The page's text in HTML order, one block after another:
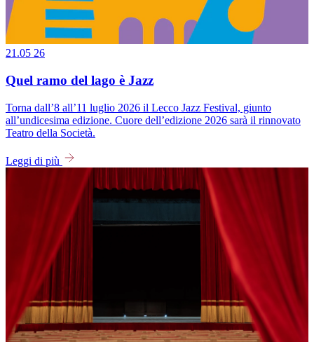
21.05 26
Quel ramo del lago è Jazz
Torna dall’8 all’11 luglio 2026 il Lecco Jazz Festival, giunto
all’undicesima edizione. Cuore dell’edizione 2026 sarà il rinnovato
Teatro della Società.
Leggi di più